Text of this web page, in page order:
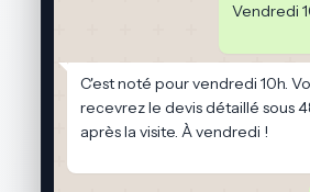
Vendredi
C'est noté pour vendredi 10h.
recevrez le devis détaillé sous
après la visite. À vendredi !